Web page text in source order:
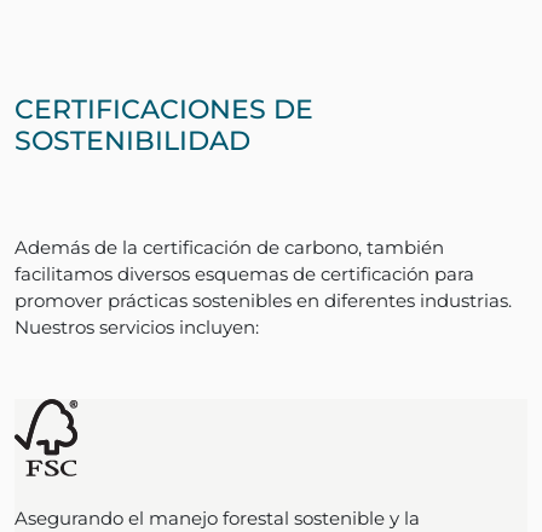
CERTIFICACIONES DE
SOSTENIBILIDAD
Además de la certificación de carbono, también
facilitamos diversos esquemas de certificación para
promover prácticas sostenibles en diferentes industrias.
Nuestros servicios incluyen:
Asegurando el manejo forestal sostenible y la